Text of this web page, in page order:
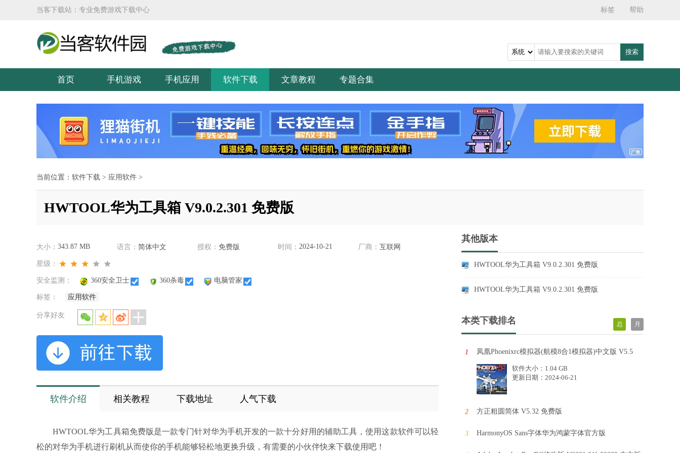
当客下载站：专业免费游戏下载中心 标签 帮助
搜索
首页 手机游戏 手机应用 软件下载 文章教程 专题合集
当前位置： 软件下载 > 应用软件 >
HWTOOL华为工具箱 V9.0.2.301 免费版
大小： 343.87 MB 语言： 简体中文 授权： 免费版 时间： 2024-10-21 厂商： 互联网
星级：
安全监测： 360安全卫士 360杀毒 电脑管家
标签： 应用软件
分享好友
软件介绍 相关教程 下载地址 人气下载
HWTOOL华为工具箱免费版是一款专门针对华为手机开发的一款十分好用的辅助工具，使用这款软件可以轻
松的对华为手机进行刷机从而使你的手机能够轻松地更换升级，有需要的小伙伴快来下载使用吧！
其他版本
HWTOOL华为工具箱 V9.0.2.301 免费版
HWTOOL华为工具箱 V9.0.2.301 免费版
本类下载排名 总 月
1 凤凰Phoenixrc模拟器(航模8合1模拟器)中文版 V5.5
软件大小：1.04 GB
更新日期：2024-06-21
2 方正粗圆简体 V5.32 免费版
3 HarmonyOS Sans字体华为鸿蒙字体官方版